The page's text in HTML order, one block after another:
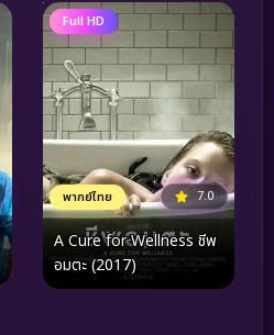
Full HD
พากย์ไทย 7.0
A Cure for Wellness ชีพ
อมตะ (2017)